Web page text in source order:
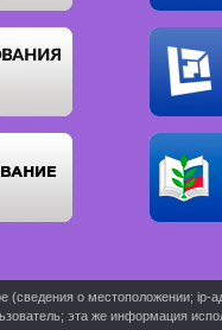
о местоположении; ip-
эта же информация